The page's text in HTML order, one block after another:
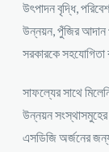
উৎপাদন বৃদ্ধি,
উন্নয়ন, পুঁজির আদান
সরকারকে
সাফল্যের সাথে
উন্নয়ন সংস্থাসমুহের
এসডিজি অর্জনের